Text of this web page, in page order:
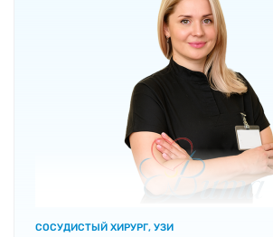
СОСУДИСТЫЙ ХИРУРГ, УЗИ